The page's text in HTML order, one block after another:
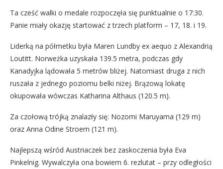
Ta cześć walki o medale rozpoczęła się punktualnie o 17:30.
Panie miały okazję startować z trzech platform – 17, 18. i 19.
Liderką na półmetku była Maren Lundby ex aequo z Alexandrią
Loutitt. Norweżka uzyskała 139.5 metra, podczas gdy
Kanadyjka lądowała 5 metrów bliżej. Natomiast druga z nich
ruszała z jednego poziomu belki niżej. Brązową lokatę
okupowała wówczas Katharina Althaus (120.5 m).
Za czołową trójką znalazły się: Nozomi Maruyama (129 m)
oraz Anna Odine Stroem (121 m).
Najlepszą wśród Austriaczek bez zaskoczenia była Eva
Pinkelnig. Wywalczyła ona bowiem 6. rezlutat – przy odległości